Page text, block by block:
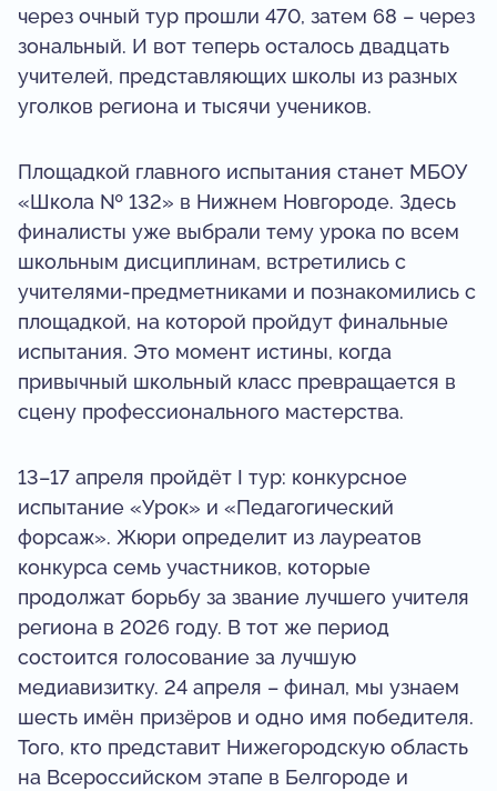
через очный тур прошли 470, затем 68 – через
зональный. И вот теперь осталось двадцать
учителей, представляющих школы из разных
уголков региона и тысячи учеников.
Площадкой главного испытания станет МБОУ
«Школа № 132» в Нижнем Новгороде. Здесь
финалисты уже выбрали тему урока по всем
школьным дисциплинам, встретились с
учителями-предметниками и познакомились с
площадкой, на которой пройдут финальные
испытания. Это момент истины, когда
привычный школьный класс превращается в
сцену профессионального мастерства.
13–17 апреля пройдёт I тур: конкурсное
испытание «Урок» и «Педагогический
форсаж». Жюри определит из лауреатов
конкурса семь участников, которые
продолжат борьбу за звание лучшего учителя
региона в 2026 году. В тот же период
состоится голосование за лучшую
медиавизитку. 24 апреля – финал, мы узнаем
шесть имён призёров и одно имя победителя.
Того, кто представит Нижегородскую область
на Всероссийском этапе в Белгороде и